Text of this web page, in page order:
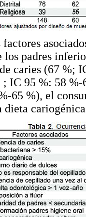
factores
los padres
caries (67 %;
IC 95 %: 58
65 %), el
dieta